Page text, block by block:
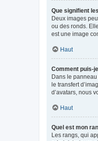
Que signifient
Deux images
ou des ronds.
est une image
Haut
Comment puis-
Dans le
le transfert
d’avatars, nous
Haut
Quel est mon
Les rangs, qui